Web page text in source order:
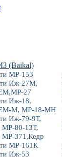
(Baikal)
МР-153
Иж-27М,
27
Иж-18,
М, МР-18-МН
Иж-79-9Т,
80-13Т,
371,Кедр
МР-161К
Иж-53